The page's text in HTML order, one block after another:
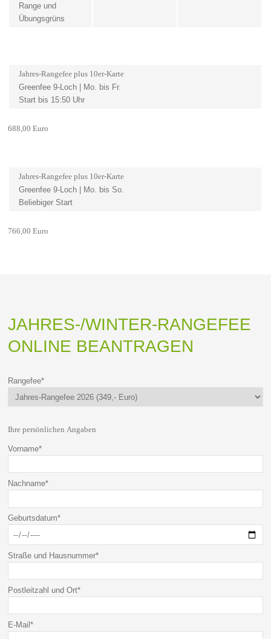
Range und
Übungsgrüns
Jahres-Rangefee plus 10er-Karte
Greenfee 9-Loch | Mo. bis Fr.
Start bis 15:50 Uhr
688,00 Euro
Jahres-Rangefee plus 10er-Karte
Greenfee 9-Loch | Mo. bis So.
Beliebiger Start
766,00 Euro
JAHRES-/WINTER-RANGEFEE
ONLINE BEANTRAGEN
Rangefee*
Ihre persönlichen Angaben
Vorname*
Nachname*
Geburtsdatum*
Straße und Hausnummer*
Postleitzahl und Ort*
E-Mail*